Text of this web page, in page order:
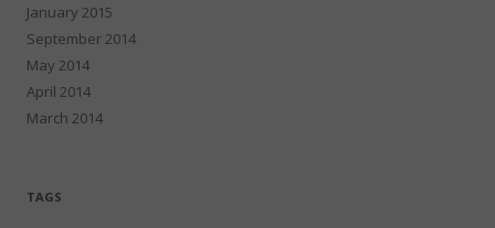
January 2015
September 2014
May 2014
April 2014
March 2014
TAGS